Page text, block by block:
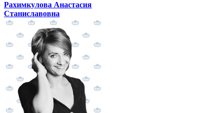
Рахимкулова Анастасия
Станиславовна